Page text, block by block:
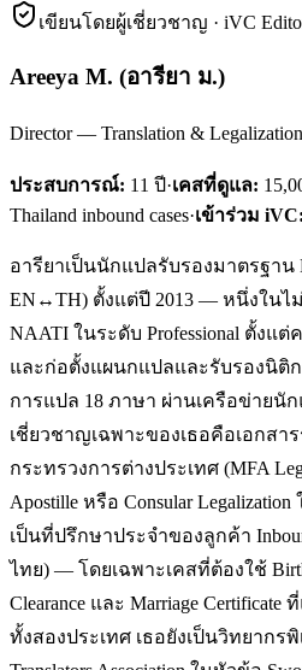
เขียนโดยผู้เชี่ยวชาญ · iVC
Areeya M. (อารียา ม.)
Director — Translation &
ประสบการณ์: 11 ปี·เคสที่ดูแล:
Thailand inbound cases·เข้าร่วม iVC:
อารียาเป็นนักแปลรับรองมาตรฐาน
EN↔TH) ตั้งแต่ปี 2013 — หนึ่งใน
NAATI ในระดับ Professional ตั้งแต่
และก่อตั้งแผนกแปลและรับรองนิ
การแปล 18 ภาษา ผ่านเครือข่ายนั
เชี่ยวชาญเฉพาะของเธอคือเอกสา
กระทรวงการต่างประเทศ (MFA
Apostille หรือ Consular
เป็นที่ปรึกษาประจำของลูกค้า
ไทย) — โดยเฉพาะเคสที่ต้องใช้
Clearance และ Marriage
ทั้งสองประเทศ เธอยังเป็นวิทยากรพิ